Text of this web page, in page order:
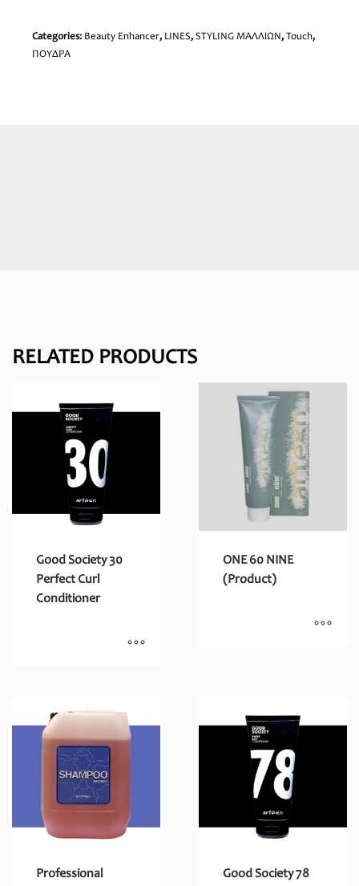
Categories: Beauty Enhancer, LINES, STYLING ΜΑΛΛΙΩΝ, Touch,
ΠΟΥΔΡΑ
RELATED PRODUCTS
Good Society 30
Perfect Curl
Conditioner
ONE 60 NINE
(Product)
Professional
Good Society 78